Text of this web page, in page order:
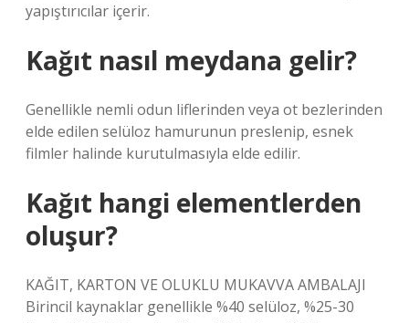
yapıştırıcılar içerir.
Kağıt nasıl meydana gelir?
Genellikle nemli odun liflerinden veya ot bezlerinden
elde edilen selüloz hamurunun preslenip, esnek
filmler halinde kurutulmasıyla elde edilir.
Kağıt hangi elementlerden
oluşur?
KAĞIT, KARTON VE OLUKLU MUKAVVA AMBALAJI
Birincil kaynaklar genellikle %40 selüloz, %25-30